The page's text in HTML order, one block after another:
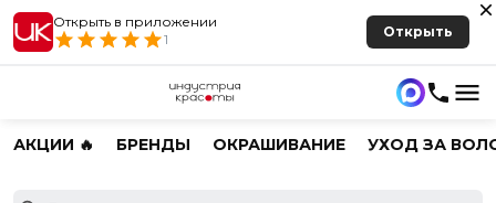
Открыть в приложении
1
Открыть
АКЦИИ 🔥 БРЕНДЫ ОКРАШИВАНИЕ УХОД ЗА